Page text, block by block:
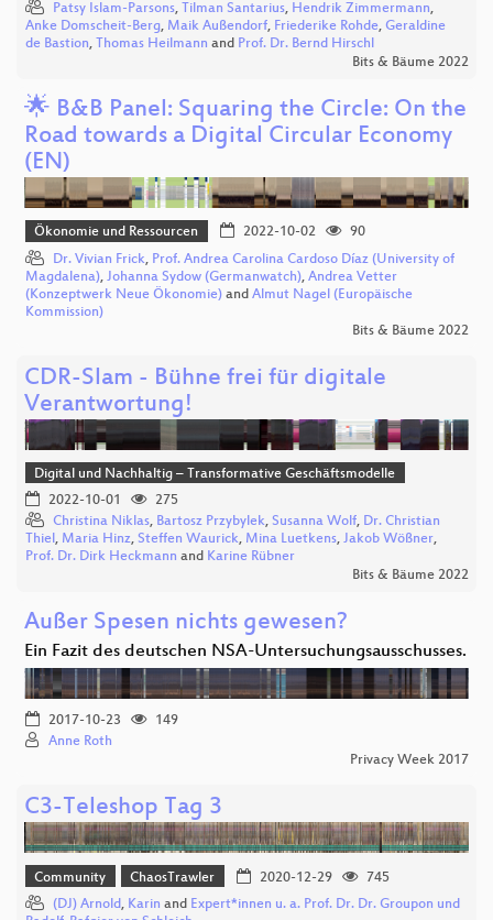
Patsy Islam-Parsons, Tilman Santarius, Hendrik Zimmermann,
Anke Domscheit-Berg, Maik Außendorf, Friederike Rohde, Geraldine
de Bastion, Thomas Heilmann and Prof. Dr. Bernd Hirschl
Bits & Bäume 2022
🌟 B&B Panel: Squaring the Circle: On the
Road towards a Digital Circular Economy
(EN)
Ökonomie und Ressourcen 2022-10-02
90
Dr. Vivian Frick, Prof. Andrea Carolina Cardoso Díaz (University of
Magdalena), Johanna Sydow (Germanwatch), Andrea Vetter
(Konzeptwerk Neue Ökonomie) and Almut Nagel (Europäische
Kommission)
Bits & Bäume 2022
CDR-Slam - Bühne frei für digitale
Verantwortung!
Digital und Nachhaltig – Transformative Geschäftsmodelle
2022-10-01
275
Christina Niklas, Bartosz Przybylek, Susanna Wolf, Dr. Christian
Thiel, Maria Hinz, Steffen Waurick, Mina Luetkens, Jakob Wößner,
Prof. Dr. Dirk Heckmann and Karine Rübner
Bits & Bäume 2022
Außer Spesen nichts gewesen?
Ein Fazit des deutschen NSA-Untersuchungsausschusses.
2017-10-23
149
Anne Roth
Privacy Week 2017
C3-Teleshop Tag 3
Community ChaosTrawler 2020-12-29
745
(DJ) Arnold, Karin and Expert*innen u. a. Prof. Dr. Dr. Groupon und